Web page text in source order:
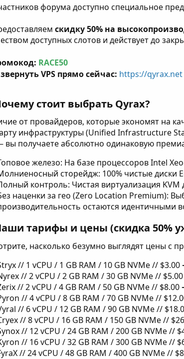
форума доступно специальное
скидку 50% на
доступных слотов и действует до
RACE50
VPS прямо сейчас: https://qyrax.net
стоит выбрать Qyrax?​
от провайдеров, которые экономят на
инфраструктуры (Unified Infrastructure
получаете абсолютно одинаковую
железо: На базе процессоров Intel
сторейдж: 100% чистые диски
контроль: Чистая виртуализация
наценки за гео (Zero Location Premium):
остаются идентичными
тарифы и цены (скидка 50%
насколько безумно выглядят цены с
// 1 vCPU / 1 GB RAM / 10 GB NVMe //
// 2 vCPU / 2 GB RAM / 30 GB NVMe //
// 2 vCPU / 4 GB RAM / 50 GB NVMe //
// 4 vCPU / 8 GB RAM / 70 GB NVMe //
// 6 vCPU / 12 GB RAM / 90 GB NVMe //
// 8 vCPU / 16 GB RAM / 150 GB NVMe //
// 12 vCPU / 24 GB RAM / 200 GB NVMe //
// 16 vCPU / 32 GB RAM / 300 GB NVMe //
// 24 vCPU / 48 GB RAM / 400 GB NVMe //